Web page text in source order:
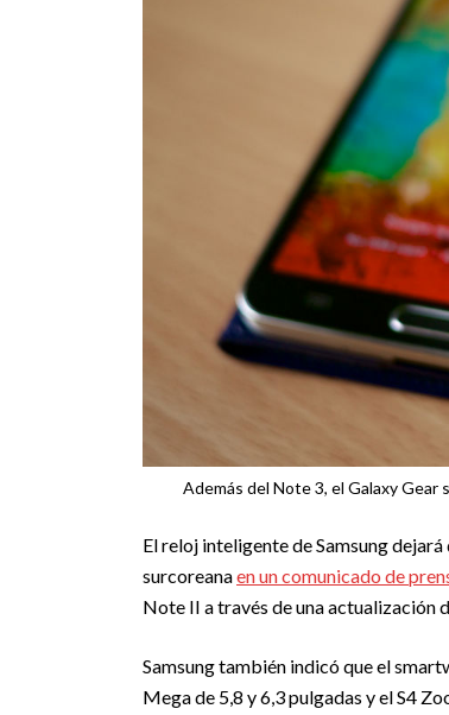
Además del Note 3, el Galaxy Gear
El reloj inteligente de Samsung
surcoreanaen un comunicado de
Note II a través de una actualización
Samsung también indicó que el
Mega de 5,8 y 6,3 pulgadas y el S4